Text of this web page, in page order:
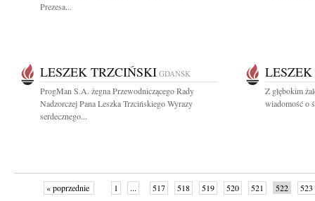
Prezesa...
LESZEK TRZCIŃSKI GDAŃSK
ProgMan S.A. żegna Przewodniczącego Rady
Nadzorczej Pana Leszka Trzcińskiego Wyrazy
serdecznego...
Z głębokim
wiadomość o
« poprzednie 1 ... 517 518 519 520 521 522 523